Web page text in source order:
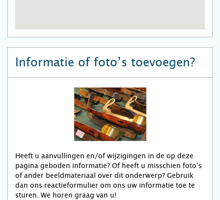
Informatie of foto’s toevoegen?
Heeft u aanvullingen en/of wijzigingen in de op deze
pagina geboden informatie? Of heeft u misschien foto’s
of ander beeldmateriaal over dit onderwerp? Gebruik
dan ons reactieformulier om ons uw informatie toe te
sturen. We horen graag van u!